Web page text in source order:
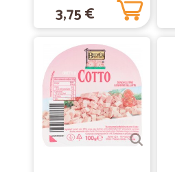
TUTTO OTTIMO
Era la prima volta che acquistavo su
pochissimi giorni, tutto in ottimo stato
bottiglie di vino imballate alla perfezione
norma. Comprero sicuramente di nuovo.
3,75 €